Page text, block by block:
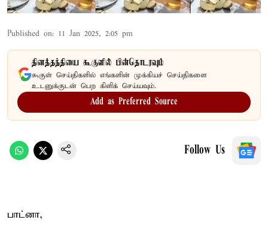
Published on: 11 Jan 2025, 2:05 pm
தினத்தந்தியை கூகுளில் பின்தொடரவும்
கூகுள் செய்திகளில் எங்களின் முக்கியச் செய்திகளை
உடனுக்குடன் பெற கிளிக் செய்யவும்.
Add as Preferred Source
Follow Us
பாட்னா,